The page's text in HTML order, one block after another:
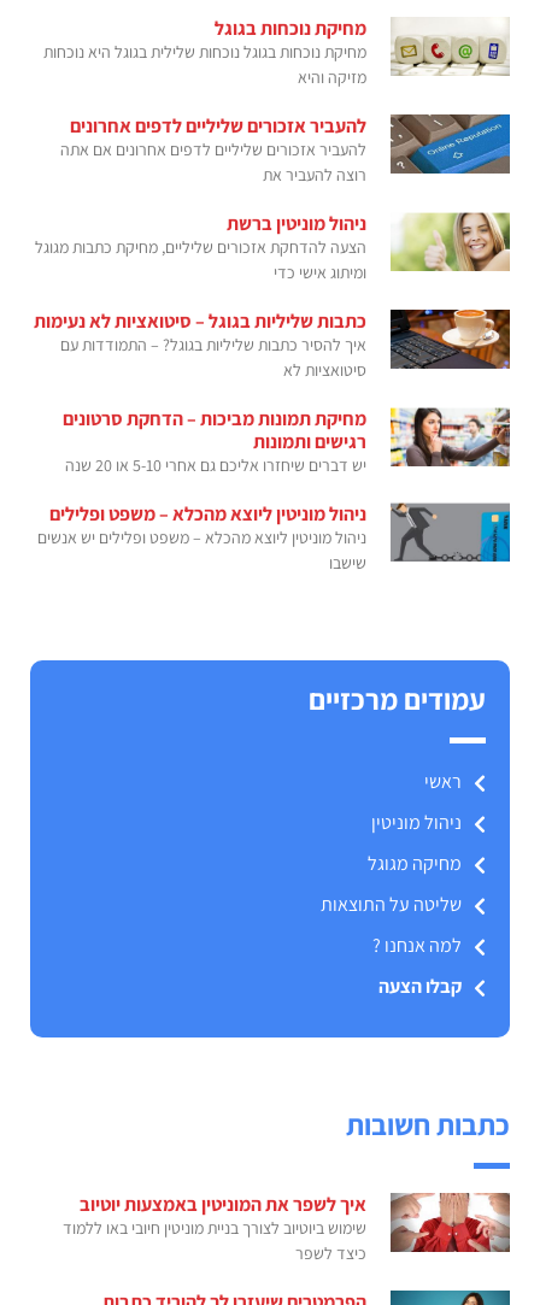
מחיקת נוכחות בגוגל
מחיקת נוכחות בגוגל נוכחות שלילית בגוגל היא נוכחות
מזיקה והיא
להעביר אזכורים שליליים לדפים אחרונים
להעביר אזכורים שליליים לדפים אחרונים אם אתה
רוצה להעביר את
ניהול מוניטין ברשת
הצעה להדחקת אזכורים שליליים, מחיקת כתבות מגוגל
ומיתוג אישי כדי
כתבות שליליות בגוגל – סיטואציות לא נעימות
איך להסיר כתבות שליליות בגוגל? – התמודדות עם
סיטואציות לא
מחיקת תמונות מביכות – הדחקת סרטונים
רגישים ותמונות
יש דברים שיחזרו אליכם גם אחרי 5-10 או 20 שנה
ניהול מוניטין ליוצא מהכלא – משפט ופלילים
ניהול מוניטין ליוצא מהכלא – משפט ופלילים יש אנשים
שישבו
עמודים מרכזיים
ראשי
ניהול מוניטין
מחיקה מגוגל
שליטה על התוצאות
למה אנחנו ?
קבלו הצעה
כתבות חשובות
איך לשפר את המוניטין באמצעות יוטיוב
שימוש ביוטיוב לצורך בניית מוניטין חיובי באו ללמוד
כיצד לשפר